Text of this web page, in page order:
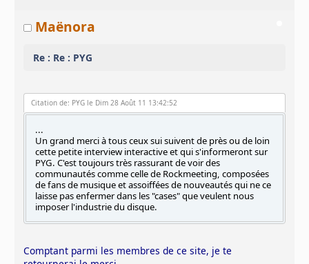
Maënora
Re : Re : PYG
Citation de: PYG le Dim 28 Août 11 13:42:52
...
Un grand merci à tous ceux sui suivent de près ou de loin
cette petite interview interactive et qui s'informeront sur
PYG. C'est toujours très rassurant de voir des
communautés comme celle de Rockmeeting, composées
de fans de musique et assoiffées de nouveautés qui ne ce
laisse pas enfermer dans les "cases" que veulent nous
imposer l'industrie du disque.
Comptant parmi les membres de ce site, je te